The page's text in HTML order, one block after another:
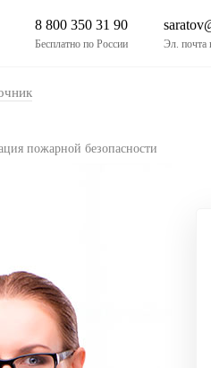
8 800 350 31 90
Бесплатно по России Эл. почта
пожарной безопасности